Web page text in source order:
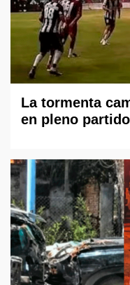
La tormenta
en pleno